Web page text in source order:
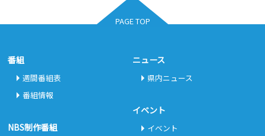
PAGE TOP
番組
週間番組表
番組情報
NBS制作番組
ニュース
県内ニュース
イベント
イベント